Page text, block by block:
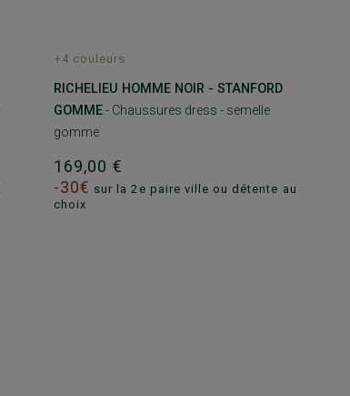
+4 couleurs
RICHELIEU HOMME NOIR - STANFORD
GOMME- Chaussures dress - semelle
gomme
169,00 €
-30€ sur la 2e paire ville ou détente au
choix